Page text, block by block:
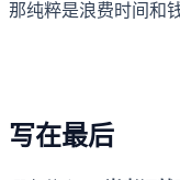
那纯粹是浪费时间和钱
写在最后